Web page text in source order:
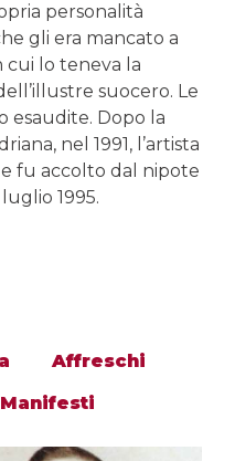
personalità
gli era mancato a
cui lo teneva la
suocero. Le
esaudite. Dopo la
nel 1991, l’artista
fu accolto dal nipote
1995.
Affreschi
Manifesti